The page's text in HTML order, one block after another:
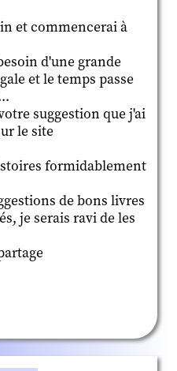
et commencerai à
d'une grande
et le temps passe
suggestion que j'ai
le site
formidablement
de bons livres
je serais ravi de les